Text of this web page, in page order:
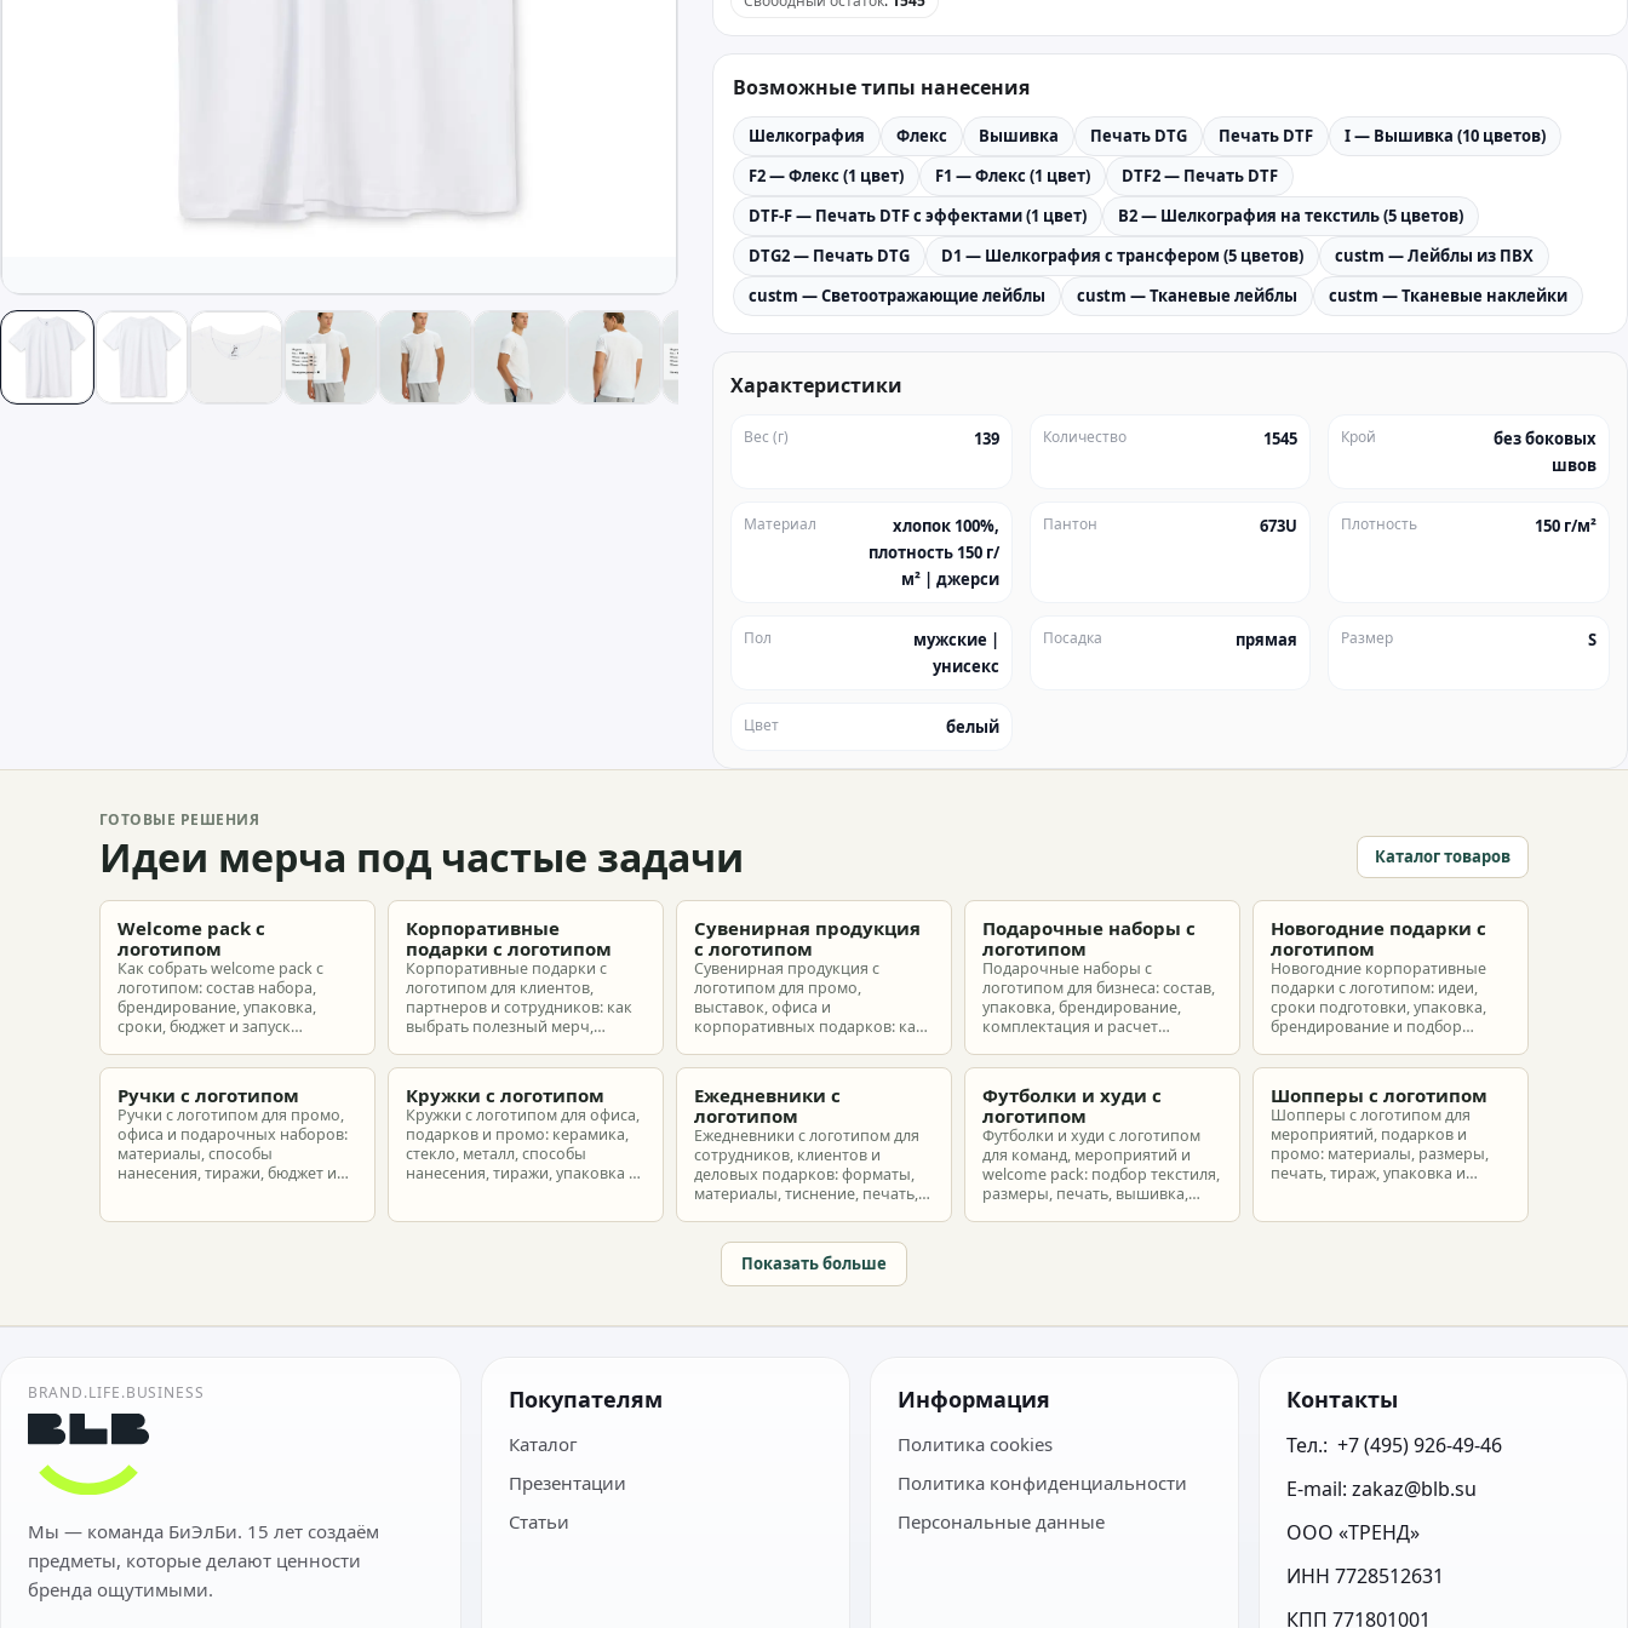
Возможные типы нанесения
Шелкография Флекс Вышивка Печать DTG Печать DTF
I — Вышивка (10 цветов)
F2 — Флекс (1 цвет)
F1 — Флекс (1 цвет)
DTF2 — Печать DTF
DTF-F — Печать DTF с эффектами (1 цвет)
B2 — Шелкография на текстиль (5 цветов)
DTG2 — Печать DTG
D1 — Шелкография с трансфером (5 цветов)
custm — Лейблы из ПВХ
custm — Светоотражающие лейблы
custm — Тканевые лейблы custm — Тканевые наклейки
Характеристики
Вес (г) 139 Количество 1545 Крой
без боковых
швов
Материал
хлопок 100%,
плотность 150 г/
м² | джерси
Пантон 673U Плотность 150 г/м²
Пол
мужские |
унисекс
Посадка прямая Размер S
Цвет белый
ГОТОВЫЕ РЕШЕНИЯ
Идеи мерча под частые задачи Каталог товаров
Welcome pack с
логотипом
Как собрать welcome pack с
логотипом: состав набора,
брендирование, упаковка,
сроки, бюджет и запуск
новых сотрудников.
Корпоративные
подарки с логотипом
Корпоративные подарки с
логотипом для клиентов,
партнеров и сотрудников: как
выбрать полезный мерч,
подготовить заказ без лишнего
Сувенирная продукция
с логотипом
Сувенирная продукция с
логотипом для промо,
выставок, офиса и
корпоративных подарков: как
макет и избежать лишних
Подарочные наборы с
логотипом
Подарочные наборы с
логотипом для бизнеса: состав,
упаковка, брендирование,
комплектация и расчет
разные бюджеты.
Новогодние подарки с
логотипом
Новогодние корпоративные
подарки с логотипом: идеи,
сроки подготовки, упаковка,
брендирование и подбор
партнеров и сотрудников.
Ручки с логотипом
Ручки с логотипом для промо,
офиса и подарочных наборов:
материалы, способы
нанесения, тиражи, бюджет и
Кружки с логотипом
Кружки с логотипом для офиса,
подарков и промо: керамика,
стекло, металл, способы
нанесения, тиражи, упаковка и
Ежедневники с
логотипом
Ежедневники с логотипом для
сотрудников, клиентов и
деловых подарков: форматы,
материалы, тиснение, печать,
Футболки и худи с
логотипом
Футболки и худи с логотипом
для команд, мероприятий и
welcome pack: подбор текстиля,
размеры, печать, вышивка,
Шопперы с логотипом
Шопперы с логотипом для
мероприятий, подарков и
промо: материалы, размеры,
печать, тираж, упаковка и
Показать больше
BRAND.LIFE.BUSINESS
Мы — команда БиЭлБи. 15 лет создаём
предметы, которые делают ценности
бренда ощутимыми.
Покупателям
Каталог
Презентации
Статьи
Информация
Политика cookies
Политика конфиденциальности
Персональные данные
Контакты
Тел.:  +7 (495) 926-49-46
E-mail: zakaz@blb.su
ООО «ТРЕНД»
ИНН 7728512631
КПП 771801001